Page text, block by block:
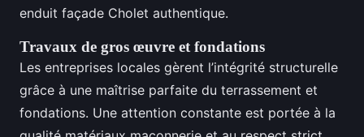
enduit façade Cholet authentique.
Travaux de gros œuvre et fondations
Les entreprises locales gèrent l’intégrité structurelle
grâce à une maîtrise parfaite du terrassement et
fondations. Une attention constante est portée à la